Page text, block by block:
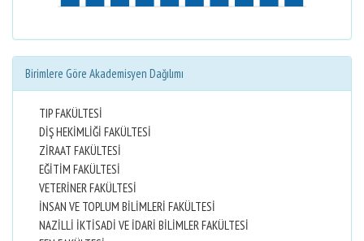
Birimlere Göre Akademisyen Dağılımı
TIP FAKÜLTESİ
DİŞ HEKİMLİĞİ FAKÜLTESİ
ZİRAAT FAKÜLTESİ
EĞİTİM FAKÜLTESİ
VETERİNER FAKÜLTESİ
İNSAN VE TOPLUM BİLİMLERİ FAKÜLTESİ
NAZİLLİ İKTİSADİ VE İDARİ BİLİMLER FAKÜLTESİ